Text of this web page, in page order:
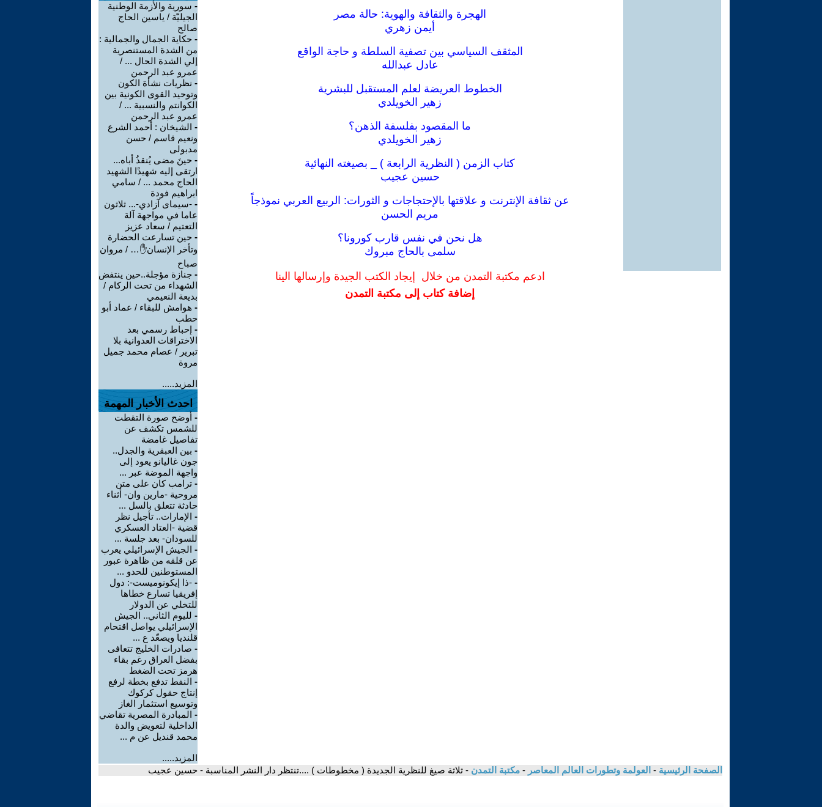
الهجرة والثقافة والهوية: حالة مصر
أيمن زهري
المثقف السياسي بين تصفية السلطة و حاجة الواقع
عادل عبدالله
الخطوط العريضة لعلم المستقبل للبشرية
زهير الخويلدي
ما المقصود بفلسفة الذهن؟
زهير الخويلدي
كتاب الزمن ( النظرية الرابعة ) _ بصيغته النهائية
حسين عجيب
عن ثقافة الإنترنت و علاقتها بالإحتجاجات و الثورات: الربيع العربي نموذجاً
مريم الحسن
هل نحن في نفس قارب كورونا؟
سلمى بالحاج مبروك
ادعم مكتبة التمدن من خلال إيجاد الكتب الجيدة وإرسالها الينا
إضافة كتاب إلى مكتبة التمدن
- سورية والأزمة الوطنية
الجيليّة / ياسين الحاج
صالح
- حكاية الجمال والجمالية :
من الشدة المستنصرية
إلي الشدة الحال ... /
عمرو عبد الرحمن
- نظريات نشأة الكون
وتوحيد القوى الكونية بين
الكوانتم والنسبية ... /
عمرو عبد الرحمن
- الشيخان : أحمد الشرع
ونعيم قاسم / حسن
مدبولى
- حينَ مضى يُنقذُ أباه...
ارتقى إليه شهيدًا الشهيد
الحاج محمد ... / سامي
ابراهيم فودة
- -سيمای آزادي-... ثلاثون
عاما في مواجهة آلة
التعتيم / سعاد عزيز
- حين تسارعت الحضارة
وتأخر الإنسان✋… / مروان
صباح
- جنازة مؤجلة..حين ينتفض
الشهداء من تحت الركام /
بديعة النعيمي
- هوامش للبقاء / عماد أبو
حطب
- إحباط رسمي بعد
الاختراقات العدوانية بلا
تبرير / عصام محمد جميل
مروة
المزيد.....
احدث الأخبار المهمة
- أوضح صورة التقطت
للشمس تكشف عن
تفاصيل غامضة
- بين العبقرية والجدل..
جون غاليانو يعود إلى
واجهة الموضة عبر ...
- ترامب كان على متن
مروحية -مارين وان- أثناء
حادثة تتعلق بالسل ...
- الإمارات.. تأجيل نظر
قضية -العتاد العسكري
للسودان- بعد جلسة ...
- الجيش الإسرائيلي يعرب
عن قلقه من ظاهرة عبور
المستوطنين للحدو ...
- -ذا إيكونوميست-: دول
إفريقيا تسارع خطاها
للتخلي عن الدولار
- لليوم الثاني.. الجيش
الإسرائيلي يواصل اقتحام
قلنديا ويصعّد ع ...
- صادرات الخليج تتعافى
بفضل العراق رغم بقاء
هرمز تحت الضغط
- النفط تدفع بخطة لرفع
إنتاج حقول كركوك
وتوسيع استثمار الغاز
- المبادرة المصرية تقاضي
الداخلية لتعويض والدة
محمد قنديل عن م ...
المزيد.....
الصفحة الرئيسية - العولمة وتطورات العالم المعاصر - مكتبة التمدن - ثلاثة صيغ للنظرية الجديدة ( مخطوطات ) ....تنتظر دار النشر المناسبة - حسين عجيب